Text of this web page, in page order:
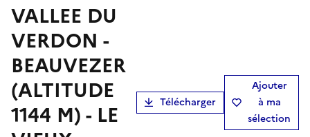
VALLEE DU
VERDON -
BEAUVEZER
(ALTITUDE
1144 M) - LE
Télécharger
Ajouter
à ma
sélection